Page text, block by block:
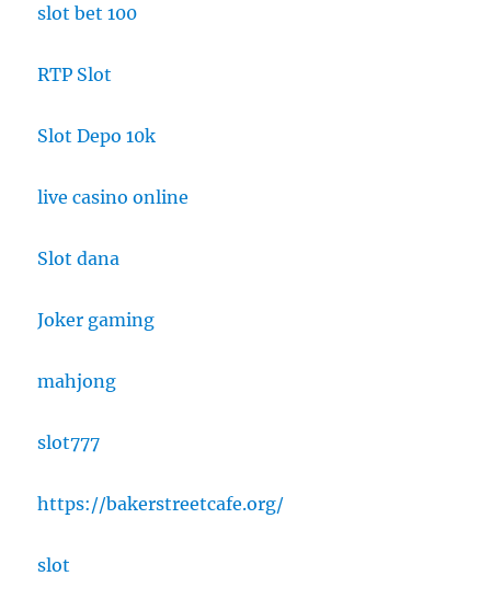
slot bet 100
RTP Slot
Slot Depo 10k
live casino online
Slot dana
Joker gaming
mahjong
slot777
https://bakerstreetcafe.org/
slot